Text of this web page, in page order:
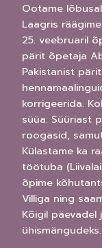
Ootame
Laagris
25. veebruaril
pärit õpetaja
Pakistanist
korrigeerida.
süüa. Süüriast
roogasid,
Külastame ka
töötuba
õpime
Villiga ning
Kõigil
ühismängudeks.